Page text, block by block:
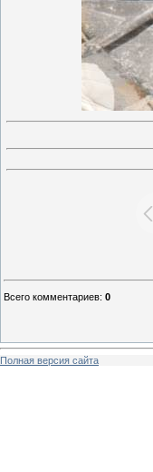
Всего комментариев: 0
Полная версия сайта